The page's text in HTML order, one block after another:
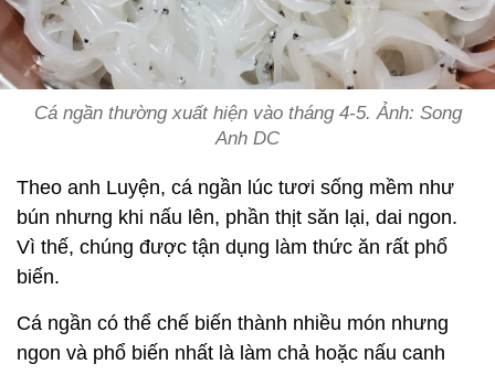
Cá ngần thường xuất hiện vào tháng 4-5. Ảnh: Song
Anh DC
Theo anh Luyện, cá ngần lúc tươi sống mềm như
bún nhưng khi nấu lên, phần thịt săn lại, dai ngon.
Vì thế, chúng được tận dụng làm thức ăn rất phổ
biến.
Cá ngần có thể chế biến thành nhiều món nhưng
ngon và phổ biến nhất là làm chả hoặc nấu canh